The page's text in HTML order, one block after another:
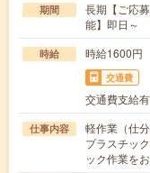
期間
長期【ご応
能】即日～
時給 時給1600円
交通費
交通費支給
仕事内容
軽作業（仕
プラスチッ
ック作業を